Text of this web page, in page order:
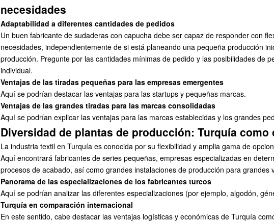
necesidades
Adaptabilidad a diferentes cantidades de pedidos
Un buen fabricante de sudaderas con capucha debe ser capaz de responder con
necesidades, independientemente de si está planeando una pequeña producción
producción. Pregunte por las cantidades mínimas de pedido y las posibilidades de
individual.
Ventajas de las tiradas pequeñas para las empresas emergentes
Aquí se podrían destacar las ventajas para las startups y pequeñas marcas.
Ventajas de las grandes tiradas para las marcas consolidadas
Aquí se podrían explicar las ventajas para las marcas establecidas y los grandes
Diversidad de plantas de producción: Turquía como
La industria textil en Turquía es conocida por su flexibilidad y amplia gama de
Aquí encontrará fabricantes de series pequeñas, empresas especializadas en
procesos de acabado, así como grandes instalaciones de producción para grandes
Panorama de las especializaciones de los fabricantes turcos
Aquí se podrían analizar las diferentes especializaciones (por ejemplo, algodón,
Turquía en comparación internacional
En este sentido, cabe destacar las ventajas logísticas y económicas de Turquía